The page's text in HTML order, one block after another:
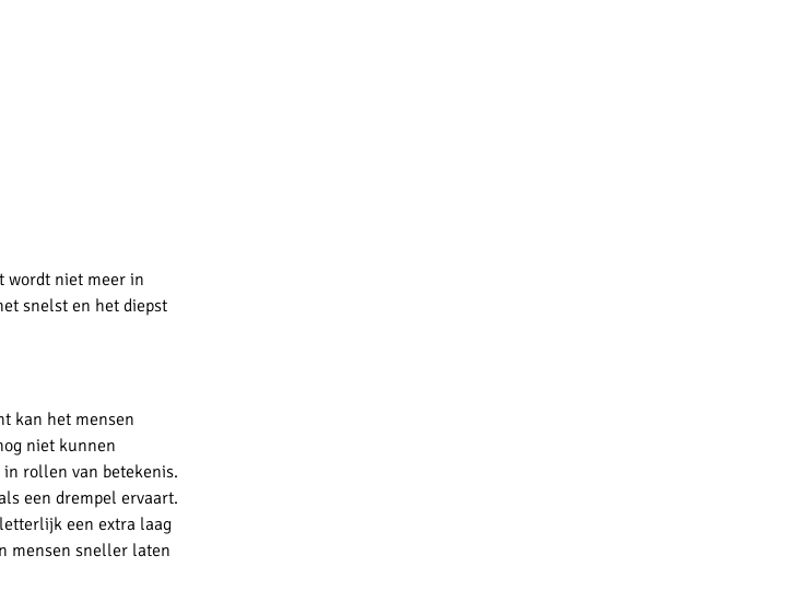
wordt niet meer in
snelst en het diepst
kan het mensen
niet kunnen
rollen van betekenis.
een drempel ervaart.
een extra laag
mensen sneller laten